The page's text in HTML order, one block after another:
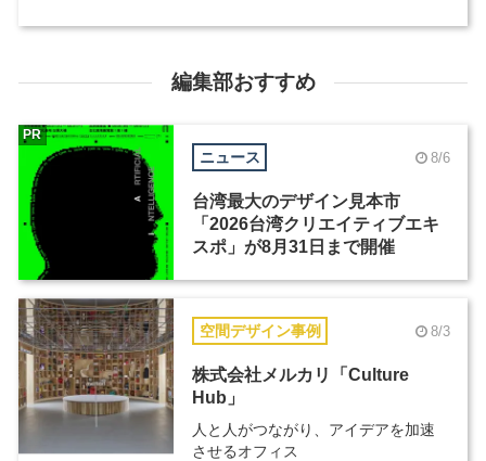
編集部おすすめ
ニュース 8/6
台湾最大のデザイン見本市
「2026台湾クリエイティブエキ
スポ」が8月31日まで開催
PR
空間デザイン事例 8/3
株式会社メルカリ「Culture
Hub」
人と人がつながり、アイデアを加速
させるオフィス